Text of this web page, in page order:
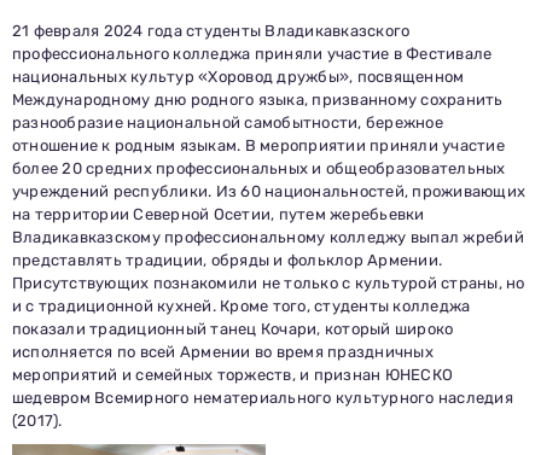
21 февраля 2024 года студенты Владикавказского
профессионального колледжа приняли участие в Фестивале
национальных культур «Хоровод дружбы», посвященном
Международному дню родного языка, призванному сохранить
разнообразие национальной самобытности, бережное
отношение к родным языкам. В мероприятии приняли участие
более 20 средних профессиональных и общеобразовательных
учреждений республики. Из 60 национальностей, проживающих
на территории Северной Осетии, путем жеребьевки
Владикавказскому профессиональному колледжу выпал жребий
представлять традиции, обряды и фольклор Армении.
Присутствующих познакомили не только с культурой страны, но
и с традиционной кухней. Кроме того, студенты колледжа
показали традиционный танец Кочари, который широко
исполняется по всей Армении во время праздничных
мероприятий и семейных торжеств, и признан ЮНЕСКО
шедевром Всемирного нематериального культурного наследия
(2017).